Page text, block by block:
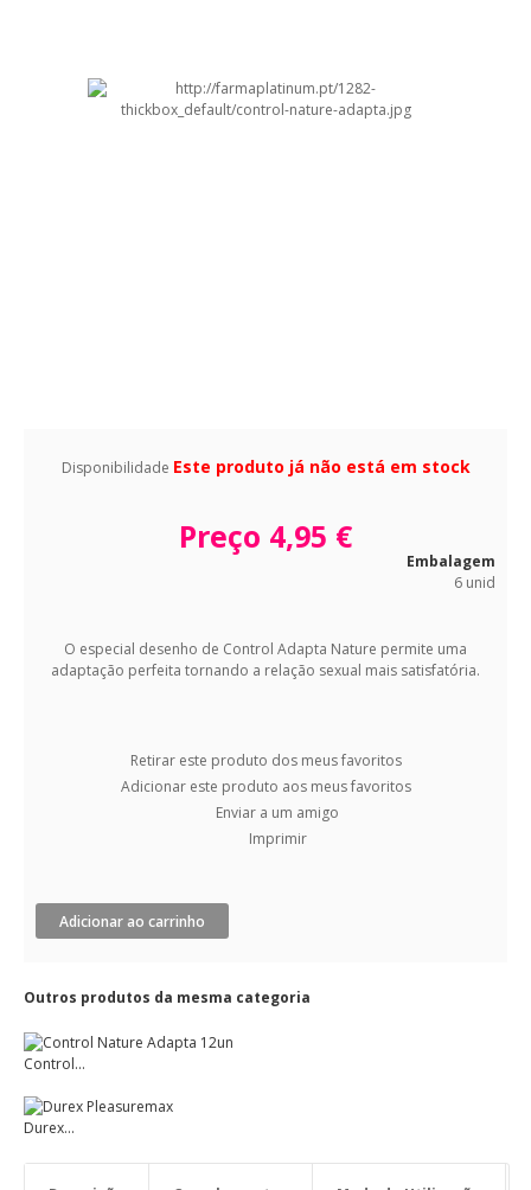
Disponibilidade Este produto já não está em stock
Preço 4,95 €
Embalagem
6 unid
O especial desenho de Control Adapta Nature permite uma
adaptação perfeita tornando a relação sexual mais satisfatória.
Retirar este produto dos meus favoritos
Adicionar este produto aos meus favoritos
Enviar a um amigo
Imprimir
Adicionar ao carrinho
Outros produtos da mesma categoria
Control...
Durex...